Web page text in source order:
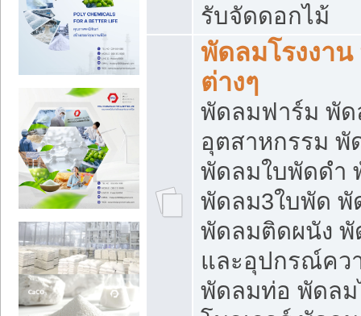
รับจัดดอกไม้
พัดลมโรงงา
ต่างๆ
พัดลมฟาร์ม พัด
อุตสาหกรรม
พัดลมใบพัดดำ
พัดลม3ใบพัด พั
พัดลมติดผนัง
และอุปกรณ์คว
พัดลมท่อ พัดลม